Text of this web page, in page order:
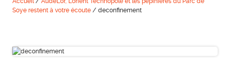
Soye restent à votre écoute/ deconfinement